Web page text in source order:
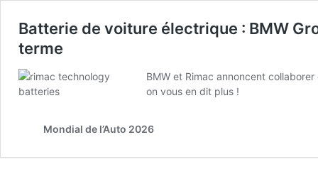
Batterie de voiture électrique : BMW
terme
BMW et Rimac annoncent
on vous en dit plus !
Mondial de l’Auto 2026